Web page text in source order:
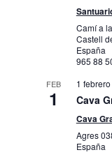
Camí a
Castell
España
965 88
FEB
1
1
Cava
Cava
Agres
España